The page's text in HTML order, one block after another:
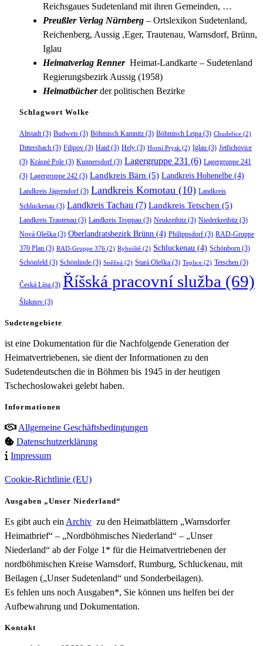
Reichsgaues Sudetenland mit ihren Gemeinden, …
Preußler Verlag Nürnberg – Ortslexikon Sudetenland,
Reichenberg, Aussig ,Eger, Trautenau, Warnsdorf, Brünn,
Iglau
Heimatverlag Renner Heimat-Landkarte – Sudetenland
Regierungsbezirk Aussig (1958)
Heimatbücherder politischen Bezirke
Schlagwort Wolke
Altstadt(3) Budweis (3) Böhmisch Kamnitz (3) Böhmisch Leipa (3) Chudeřice (2)
Dittersbach (3) Filipov (3) Haid (3) Hely (3) Horní Prysk (2) Iglau (3) Jetřichovice
(3) Krásné Pole (3) Kunnersdorf (3) Lagergruppe 231 (6) Lagergruppe 241
(3) Lagergruppe 242 (3) Landkreis Bärn (5) Landkreis Hohenelbe (4)
Landkreis Jägerndorf (3) Landkreis Komotau (10) Landkreis
Schluckenau (3) Landkreis Tachau (7) Landkreis Tetschen (5)
Landkreis Trautenau (3) Landkreis Troppau (3) Neukreibitz (3) Niederkreibitz (3)
Nová Oleška (3) Oberlandratsbezirk Brünn (4) Philippsdorf (3) RAD-Gruppe
370 Plan (3) RAD-Gruppe 376 (2) Rybniště (2) Schluckenau (4) Schönborn (3)
Schönfeld (3) Schönlinde (3) Sněžná (2) Stará Oleška (3) Teplice (2) Tetschen (3)
Česká Lípa (3) Říšská pracovní služba (69)
Šluknov (3)
Sudetengebiete
ist eine Dokumentation für die Nachfolgende Generation der
Heimatvertriebenen, sie dient der Informationen zu den
Sudetendeutschen die in Böhmen bis 1945 in der heutigen
Tschechoslowakei gelebt haben.
Informationen
Allgemeine Geschäftsbedingungen
Datenschutzerklärung
Impressum
Cookie-Richtlinie (EU)
Ausgaben „Unser Niederland“
Es gibt auch ein Archiv zu den Heimatblättern „Warnsdorfer
Heimatbrief“ – „Nordböhmisches Niederland“ – „Unser
Niederland“ ab der Folge 1* für die Heimatvertriebenen der
nordböhmischen Kreise Warnsdorf, Rumburg, Schluckenau, mit
Beilagen („Unser Sudetenland“ und Sonderbeilagen).
Es fehlen uns noch Ausgaben*, Sie können uns helfen bei der
Aufbewahrung und Dokumentation.
Kontakt